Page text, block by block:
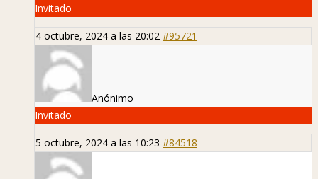
Invitado
4 octubre, 2024 a las 20:02 #95721
Anónimo
Invitado
5 octubre, 2024 a las 10:23 #84518